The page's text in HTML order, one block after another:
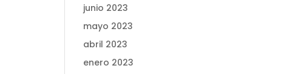
junio 2023
mayo 2023
abril 2023
enero 2023